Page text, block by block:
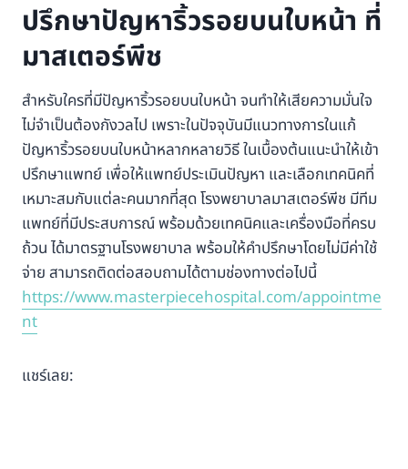
ปรึกษาปัญหาริ้วรอยบนใบหน้า ที่
มาสเตอร์พีช
สำหรับใครที่มีปัญหาริ้วรอยบนใบหน้า จนทำให้เสียความมั่นใจ
ไม่จำเป็นต้องกังวลไป เพราะในปัจจุบันมีแนวทางการในแก้
ปัญหาริ้วรอยบนใบหน้าหลากหลายวิธี ในเบื้องต้นแนะนำให้เข้า
ปรึกษาแพทย์ เพื่อให้แพทย์ประเมินปัญหา และเลือกเทคนิคที่
เหมาะสมกับแต่ละคนมากที่สุด โรงพยาบาลมาสเตอร์พีช มีทีม
แพทย์ที่มีประสบการณ์ พร้อมด้วยเทคนิคและเครื่องมือที่ครบ
ถ้วน ได้มาตรฐานโรงพยาบาล พร้อมให้คำปรึกษาโดยไม่มีค่าใช้
จ่าย สามารถติดต่อสอบถามได้ตามช่องทางต่อไปนี้
https://www.masterpiecehospital.com/appointme
nt
แชร์เลย: